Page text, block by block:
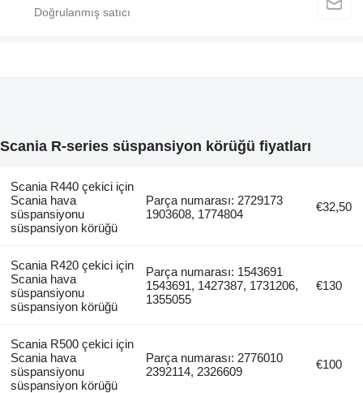
Scania R-series süspansiyon körüğü fiyatları
Scania R440 çekici için
Scania hava
süspansiyonu
süspansiyon körüğü
Parça numarası: 2729173
1903608, 1774804
€32,50
Scania R420 çekici için
Scania hava
süspansiyonu
süspansiyon körüğü
Parça numarası: 1543691
1543691, 1427387, 1731206,
1355055
€130
Scania R500 çekici için
Scania hava
süspansiyonu
süspansiyon körüğü
Parça numarası: 2776010
2392114, 2326609
€100